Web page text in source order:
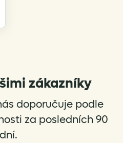
zákazníky
doporučuje podle
za posledních 90
dní.